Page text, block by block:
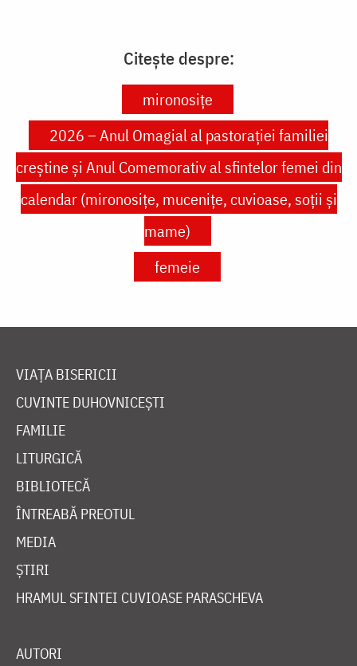
Citește despre:
mironosițe
2026 – Anul Omagial al pastorației familiei
creștine și Anul Comemorativ al sfintelor femei din
calendar (mironosițe, mucenițe, cuvioase, soții și
mame)
femeie
VIAȚA BISERICII
CUVINTE DUHOVNICEȘTI
FAMILIE
LITURGICĂ
BIBLIOTECĂ
ÎNTREABĂ PREOTUL
MEDIA
ȘTIRI
HRAMUL SFINTEI CUVIOASE PARASCHEVA
AUTORI